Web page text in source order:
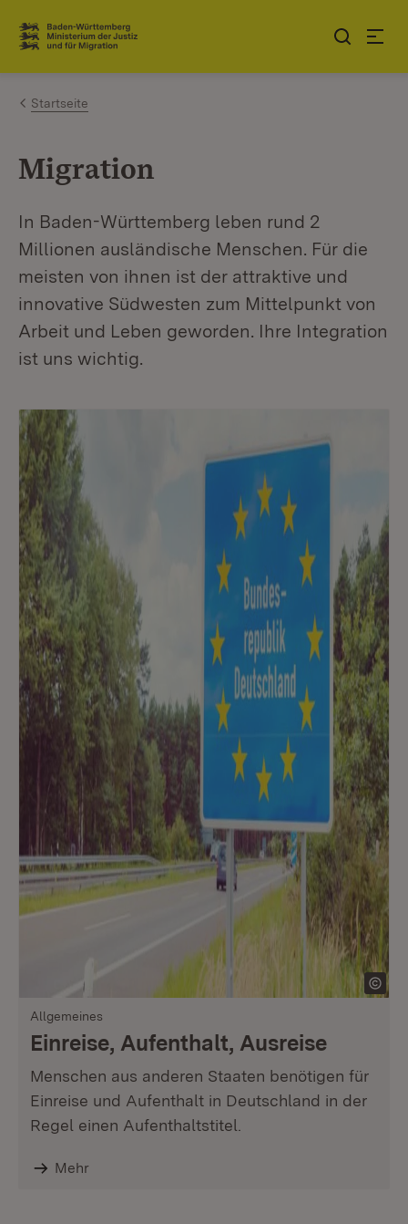
Zum Inhalt springen
Link zur Startseite
Startseite
Migration
In Baden-Württemberg leben rund 2
Millionen ausländische Menschen. Für die
meisten von ihnen ist der attraktive und
innovative Südwesten zum Mittelpunkt von
Arbeit und Leben geworden. Ihre Integration
ist uns wichtig.
Allgemeines
Einreise, Aufenthalt, Ausreise
Menschen aus anderen Staaten benötigen für
Einreise und Aufenthalt in Deutschland in der
Regel einen Aufenthaltstitel.
Mehr